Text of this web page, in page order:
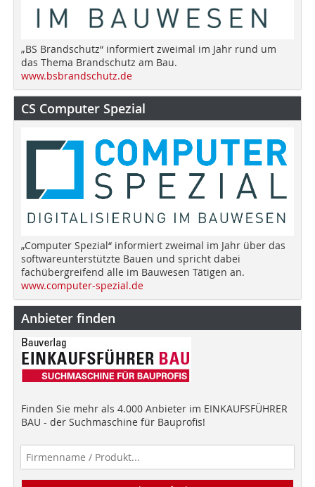
„BS Brandschutz“ informiert zweimal im Jahr rund um
das Thema Brandschutz am Bau.
www.bsbrandschutz.de
CS Computer Spezial
„Computer Spezial“ informiert zweimal im Jahr über das
softwareunterstützte Bauen und spricht dabei
fachübergreifend alle im Bauwesen Tätigen an.
www.computer-spezial.de
Anbieter finden
Finden Sie mehr als 4.000 Anbieter im EINKAUFSFÜHRER
BAU - der Suchmaschine für Bauprofis!